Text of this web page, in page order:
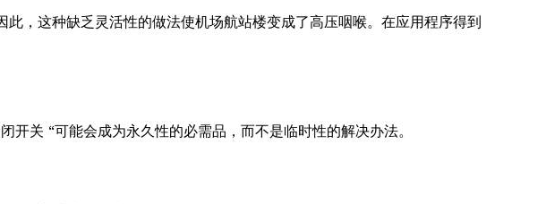
，这种缺乏灵活性的做法使机场航站楼变成了高压咽喉。在应用程序得到
关 “可能会成为永久性的必需品，而不是临时性的解决办法。